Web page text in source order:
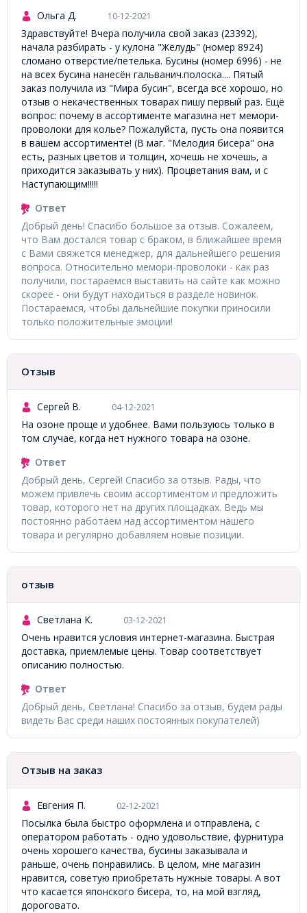
Ольга Д. 10-12-2021
Здравствуйте! Вчера получила свой заказ (23392),
начала разбирать - у кулона "Жёлудь" (номер 8924)
сломано отверстие/петелька. Бусины (номер 6996) - не
на всех бусина нанесён гальванич.полоска.... Пятый
заказ получила из "Мира бусин", всегда всё хорошо, но
отзыв о некачественных товарах пишу первый раз. Ещё
вопрос: почему в ассортименте магазина нет мемори-
проволоки для колье? Пожалуйста, пусть она появится
в вашем ассортименте! (В маг. "Мелодия бисера" она
есть, разных цветов и толщин, хочешь не хочешь, а
приходится заказывать у них). Процветания вам, и с
Наступающим!!!!!
Ответ
Добрый день! Спасибо большое за отзыв. Сожалеем,
что Вам достался товар с браком, в ближайшее время
с Вами свяжется менеджер, для дальнейшего решения
вопроса. Относительно мемори-проволоки - как раз
получили, постараемся выставить на сайте как можно
скорее - они будут находиться в разделе новинок.
Постараемся, чтобы дальнейшие покупки приносили
только положительные эмоции!
Отзыв
Сергей В. 04-12-2021
На озоне проще и удобнее. Вами пользуюсь только в
том случае, когда нет нужного товара на озоне.
Ответ
Добрый день, Сергей! Спасибо за отзыв. Рады, что
можем привлечь своим ассортиментом и предложить
товар, которого нет на других площадках. Ведь мы
постоянно работаем над ассортиментом нашего
товара и регулярно добавляем новые позиции.
отзыв
Светлана К. 03-12-2021
Очень нравится условия интернет-магазина. Быстрая
доставка, приемлемые цены. Товар соответствует
описанию полностью.
Ответ
Добрый день, Светлана! Спасибо за отзыв, будем рады
видеть Вас среди наших постоянных покупателей)
Отзыв на заказ
Евгения П. 02-12-2021
Посылка была быстро оформлена и отправлена, с
оператором работать - одно удовольствие, фурнитура
очень хорошего качества, бусины заказывала и
раньше, очень понравились. В целом, мне магазин
нравится, советую приобретать нужные товары. А вот
что касается японского бисера, то, на мой взгляд,
дороговато.